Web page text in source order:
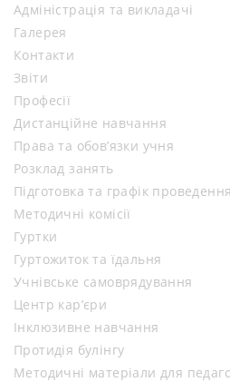
Адміністрація та викладачі
Галерея
Контакти
Звіти
Професії
Дистанційне навчання
Права та обов’язки учня
Розклад занять
Підготовка та графік
Методичні комісії
Гуртки
Гуртожиток та їдальня
Учнівське самоврядування
Центр кар’єри
Інклюзивне навчання
Протидія булінгу
Методичні матеріали для